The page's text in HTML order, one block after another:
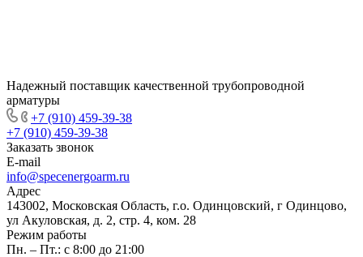
Надежный поставщик качественной трубопроводной
арматуры
+7 (910) 459-39-38
+7 (910) 459-39-38
Заказать звонок
E-mail
info@specenergoarm.ru
Адрес
143002, Московская Область, г.о. Одинцовский, г Одинцово,
ул Акуловская, д. 2, стр. 4, ком. 28
Режим работы
Пн. – Пт.: с 8:00 до 21:00